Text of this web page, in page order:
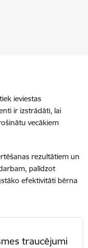
ieviestas
ir izstrādāti, lai
vecākiem
rezultātiem un
palīdzot
efektivitāti bērna
traucējumi